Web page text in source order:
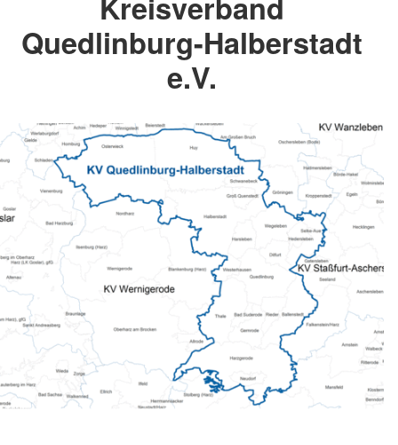
Quedlinburg-Halberstadt
e.V.